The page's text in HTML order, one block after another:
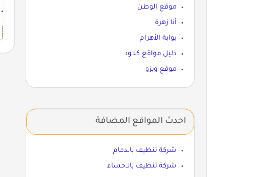
موقع الوطن
أنا زهرة
بوابة الأهرام
دليل مواقع كلاود
موقع ويزو
احدث المواقع المضافة
شركة تنظيف بالدمام
شركة تنظيف بالاحساء